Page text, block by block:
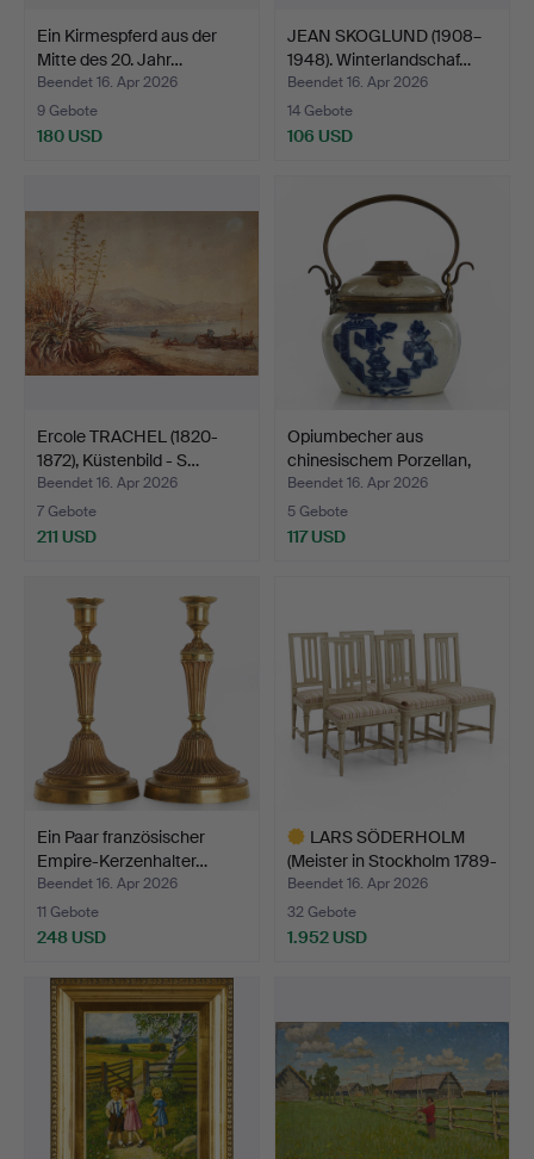
Ein Kirmespferd aus der
Mitte des 20. Jahr…
Beendet 16. Apr 2026
9 Gebote
180 USD
JEAN SKOGLUND (1908–
1948). Winterlandschaf…
Beendet 16. Apr 2026
14 Gebote
106 USD
Ercole TRACHEL (1820-
1872), Küstenbild - S…
Beendet 16. Apr 2026
7 Gebote
211 USD
Opiumbecher aus
chinesischem Porzellan,
sp…
Beendet 16. Apr 2026
5 Gebote
117 USD
Ein Paar französischer
Empire-Kerzenhalter…
Beendet 16. Apr 2026
11 Gebote
248 USD
LARS SÖDERHOLM
(Meister in Stockholm 1789-
…
Beendet 16. Apr 2026
32 Gebote
1.952 USD